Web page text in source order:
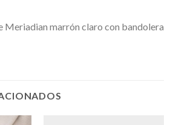
Meriadian marrón claro con bandolera